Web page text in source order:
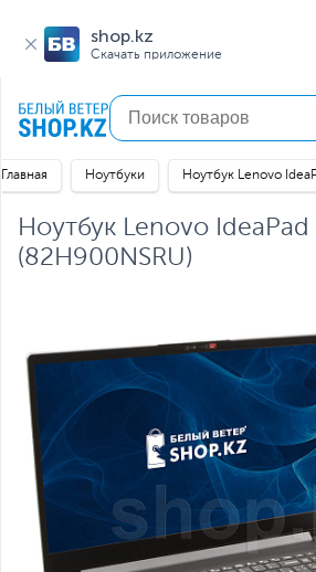
shop.kz
Скачать приложение
Главная Ноутбуки Ноутбук Lenovo
Ноутбук Lenovo IdeaPad
(82H900NSRU)